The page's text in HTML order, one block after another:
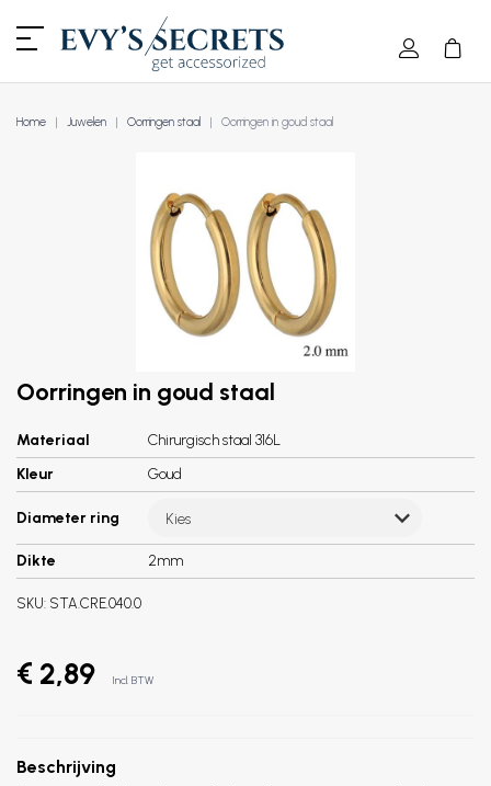
Home Juwelen Oorringen staal Oorringen in goud staal
Oorringen in goud staal
Materiaal
Chirurgisch staal 316L
Kleur
Goud
Diameter ring Kies
Dikte 2mm
SKU: STA.CRE.040.0
€ 2,89 Incl. BTW
Beschrijving